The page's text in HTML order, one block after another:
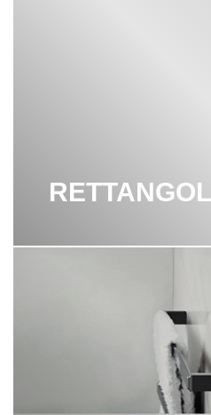
НАПОЛЬНЫЙ
СМЕСИТЕЛИ GESSI
СМЕСИТЕЛИ ДЛЯ
СМЕСИТЕЛИ ДЛЯ
СМЕСИТЕЛИ ДЛЯ